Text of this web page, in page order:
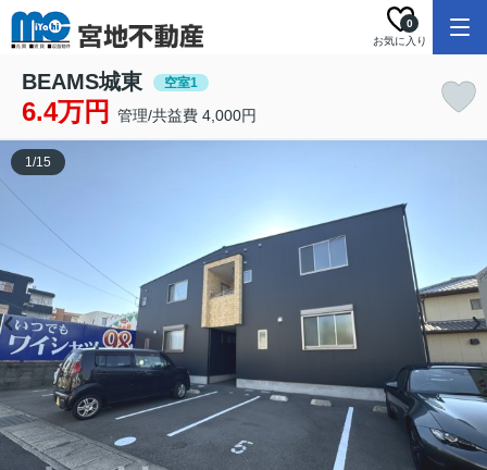
お気に入り
0
BEAMS城東 空室1
6.4万円 管理/共益費 4,000円
1/15